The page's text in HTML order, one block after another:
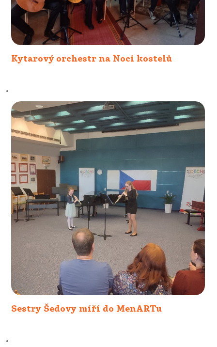
Kytarový orchestr na Noci kostelů
Sestry Šedovy míří do MenARTu